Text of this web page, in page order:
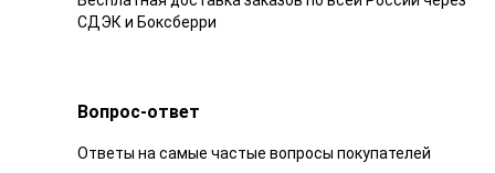
СДЭК и Боксберри
Вопрос-ответ
Ответы на самые частые вопросы покупателей